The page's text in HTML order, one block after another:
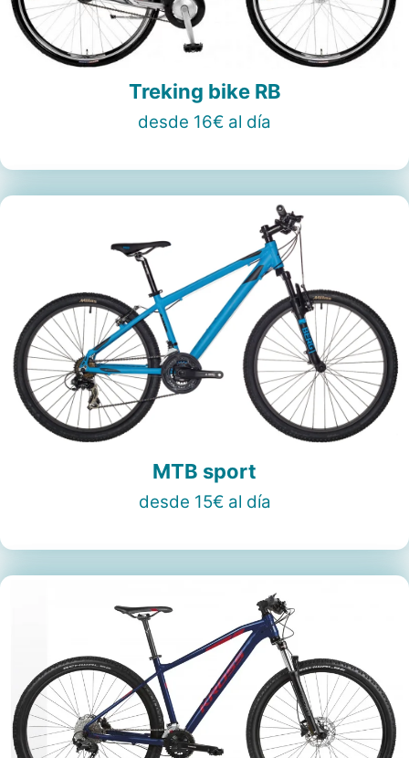
Treking bike RB
desde 16€ al día
MTB sport
desde 15€ al día